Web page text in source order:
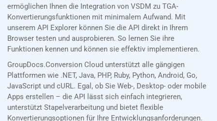
ermöglichen Ihnen die Integration von VSDM zu TGA-
Konvertierungsfunktionen mit minimalem Aufwand. Mit
unserem API Explorer können Sie die API direkt in Ihrem
Browser testen und ausprobieren. So lernen Sie ihre
Funktionen kennen und können sie effektiv implementieren.
GroupDocs.Conversion Cloud unterstützt alle gängigen
Plattformen wie .NET, Java, PHP, Ruby, Python, Android, Go,
JavaScript und cURL. Egal, ob Sie Web-, Desktop- oder mobile
Apps erstellen – die API lässt sich einfach integrieren,
unterstützt Stapelverarbeitung und bietet flexible
Konvertierungsoptionen für Ihre Entwicklungsanforderungen.